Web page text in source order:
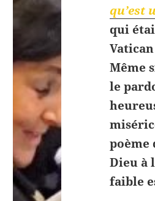
qu’est
qui
Même
le
poème
Dieu à
faible